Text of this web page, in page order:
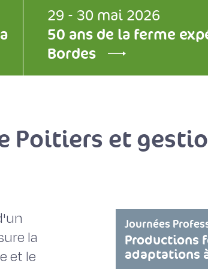
29 - 30 mai 2026
50 ans de la ferme
Bordes
Poitiers et
la
et le
Journées
Productions
adaptations